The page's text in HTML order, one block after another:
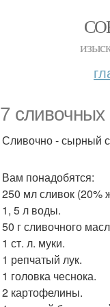
7 сливочных
Сливочно - сырный
Вам понадобятся:
250 мл сливок (20%
1, 5 л воды.
50 г сливочного
1 ст. л. муки.
1 репчатый лук.
1 головка чеснока.
2 картофелины.